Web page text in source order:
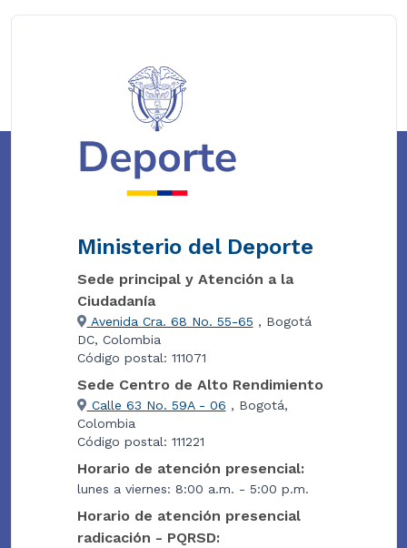
Ministerio del Deporte
Sede principal y Atención a la
Ciudadanía
Avenida Cra. 68 No. 55-65 , Bogotá
DC, Colombia
Código postal: 111071
Sede Centro de Alto Rendimiento
Calle 63 No. 59A - 06 , Bogotá,
Colombia
Código postal: 111221
Horario de atención presencial:
lunes a viernes: 8:00 a.m. - 5:00 p.m.
Horario de atención presencial
radicación - PQRSD: